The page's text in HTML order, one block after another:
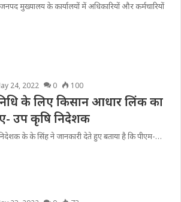
मुख्यालय के कार्यालयों में अधिकारियों और कर्मचारियों
24, 2022 0 100
के लिए किसान आधार लिंक का
उप कृषि निदेशक
के के सिंह ने जानकारी देते हुए बताया है कि पीएम-…